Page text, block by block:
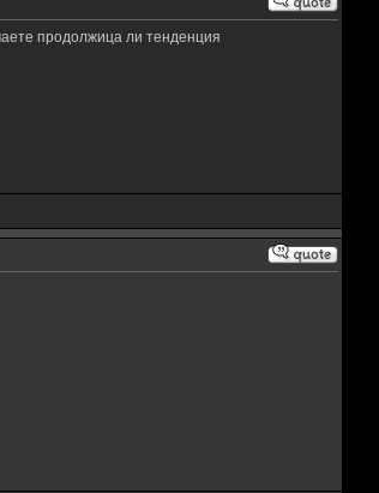
продолжица ли тенденция